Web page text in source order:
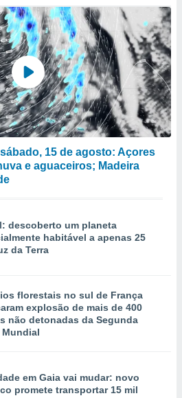
15 de agosto: Açores
e aguaceiros; Madeira
descoberto um planeta
habitável a apenas 25
da Terra
florestais no sul de França
explosão de mais de 400
não detonadas da Segunda
Mundial
em Gaia vai mudar: novo
promete transportar 15 mil